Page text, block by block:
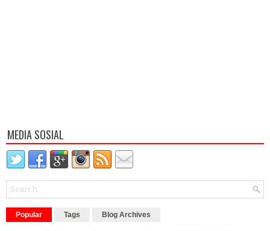
MEDIA SOSIAL
Popular Tags Blog Archives